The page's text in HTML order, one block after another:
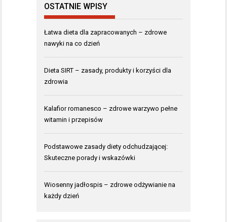
OSTATNIE WPISY
Łatwa dieta dla zapracowanych – zdrowe
nawyki na co dzień
Dieta SIRT – zasady, produkty i korzyści dla
zdrowia
Kalafior romanesco – zdrowe warzywo pełne
witamin i przepisów
Podstawowe zasady diety odchudzającej:
Skuteczne porady i wskazówki
Wiosenny jadłospis – zdrowe odżywianie na
każdy dzień